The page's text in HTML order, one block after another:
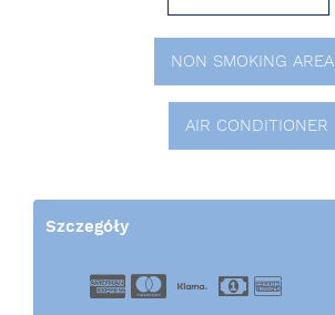
NON SMOKING AREA
AIR CONDITIONER
Szczegóły
American Express
Master Card
EC Cash
Cash